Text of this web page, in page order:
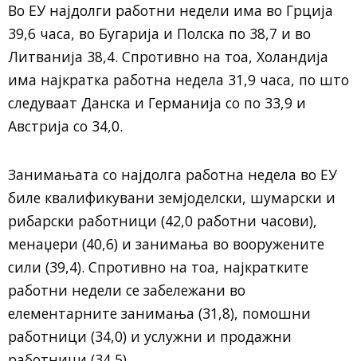
Во ЕУ најдолги работни недели има во Грција
39,6 часа, во Бугарија и Полска по 38,7 и во
Литванија 38,4. Спротивно на тоа, Холандија
има најкратка работна недела 31,9 часа, по што
следуваат Данска и Германија со по 33,9 и
Австрија со 34,0.
Занимањата со најдолга работна недела во ЕУ
биле квалификувани земјоделски, шумарски и
рибарски работници (42,0 работни часови),
менаџери (40,6) и занимања во вооружените
сили (39,4). Спротивно на тоа, најкратките
работни недели се забележани во
елементарните занимања (31,8), помошни
работници (34,0) и услужни и продажни